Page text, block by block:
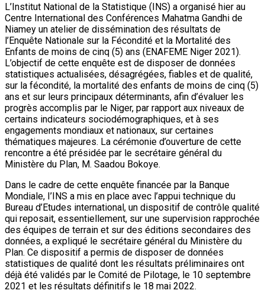
L’Institut National de la Statistique (INS) a organisé hier au
Centre International des Conférences Mahatma Gandhi de
Niamey un atelier de dissémination des résultats de
l’Enquête Nationale sur la Fécondité et la Mortalité des
Enfants de moins de cinq (5) ans (ENAFEME Niger 2021).
L’objectif de cette enquête est de disposer de données
statistiques actualisées, désagrégées, fiables et de qualité,
sur la fécondité, la mortalité des enfants de moins de cinq (5)
ans et sur leurs principaux déterminants, afin d’évaluer les
progrès accomplis par le Niger, par rapport aux niveaux de
certains indicateurs sociodémographiques, et à ses
engagements mondiaux et nationaux, sur certaines
thématiques majeures. La cérémonie d’ouverture de cette
rencontre a été présidée par le secrétaire général du
Ministère du Plan, M. Saadou Bokoye.
Dans le cadre de cette enquête financée par la Banque
Mondiale, I’INS a mis en place avec l’appui technique du
Bureau d’Etudes international, un dispositif de contrôle qualité
qui reposait, essentiellement, sur une supervision rapprochée
des équipes de terrain et sur des éditions secondaires des
données, a expliqué le secrétaire général du Ministère du
Plan. Ce dispositif a permis de disposer de données
statistiques de qualité dont les résultats préliminaires ont
déjà été validés par le Comité de Pilotage, le 10 septembre
2021 et les résultats définitifs le 18 mai 2022.